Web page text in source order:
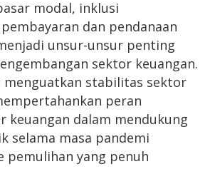
modal, inklusi
dan pendanaan
unsur-unsur penting
sektor keuangan.
menguatkan stabilitas sektor
peran
keuangan dalam mendukung
selama masa pandemi
pemulihan yang penuh